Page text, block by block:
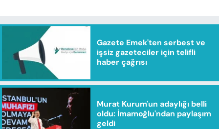
Gazete Emek'ten serbest ve
işsiz gazeteciler için telifli
haber çağrısı
Murat Kurum'un adaylığı belli
oldu: İmamoğlu'ndan paylaşım
geldi